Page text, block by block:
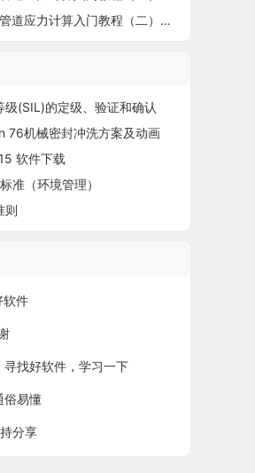
入门教程（二）：基础操作（查错、运算、结果分析）
级(SIL)的定级、验证和确认
76机械密封冲洗方案及动画
软件下载
准（环境管理）
则
软件
寻找好软件，学习一下
俗易懂
分享